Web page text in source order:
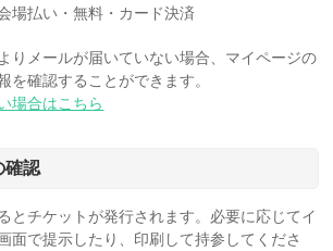
無料・カード決済
りメールが届いていない場合、マイページの
を確認することができます。
場合はこちら
確認
とチケットが発行されます。必要に応じてイ
面で提示したり、印刷して持参してくださ